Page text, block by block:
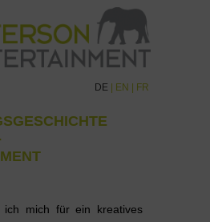
DE EN FR
ich mich für ein kreatives